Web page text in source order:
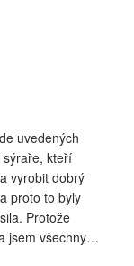
uvedených
sýraře, kteří
vyrobit dobrý
proto to byly
Protože
jsem všechny…